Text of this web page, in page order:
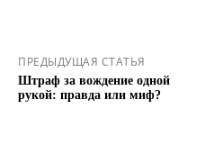
ПРЕДЫДУЩАЯ СТАТЬЯ
Штраф за вождение одной
рукой: правда или миф?